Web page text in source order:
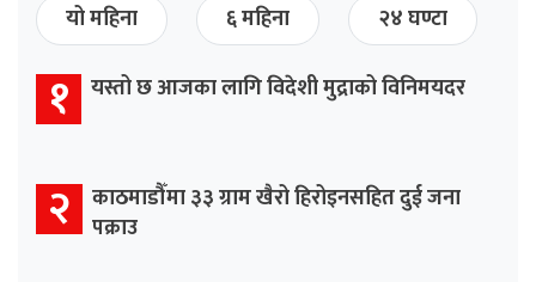
यो महिना
६ महिना २४ घण्टा
१ यस्तो छ आजका लागि विदेशी मुद्राको विनिमयदर
२
काठमाडौँमा ३३ ग्राम खैरो हिरोइनसहित दुई जना
पक्राउ